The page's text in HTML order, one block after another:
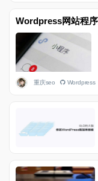
Wordpress网站程
重庆seo Wordpress